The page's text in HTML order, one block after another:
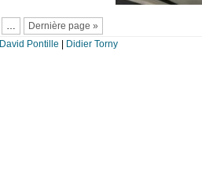
…
Dernière page »
David Pontille Didier Torny